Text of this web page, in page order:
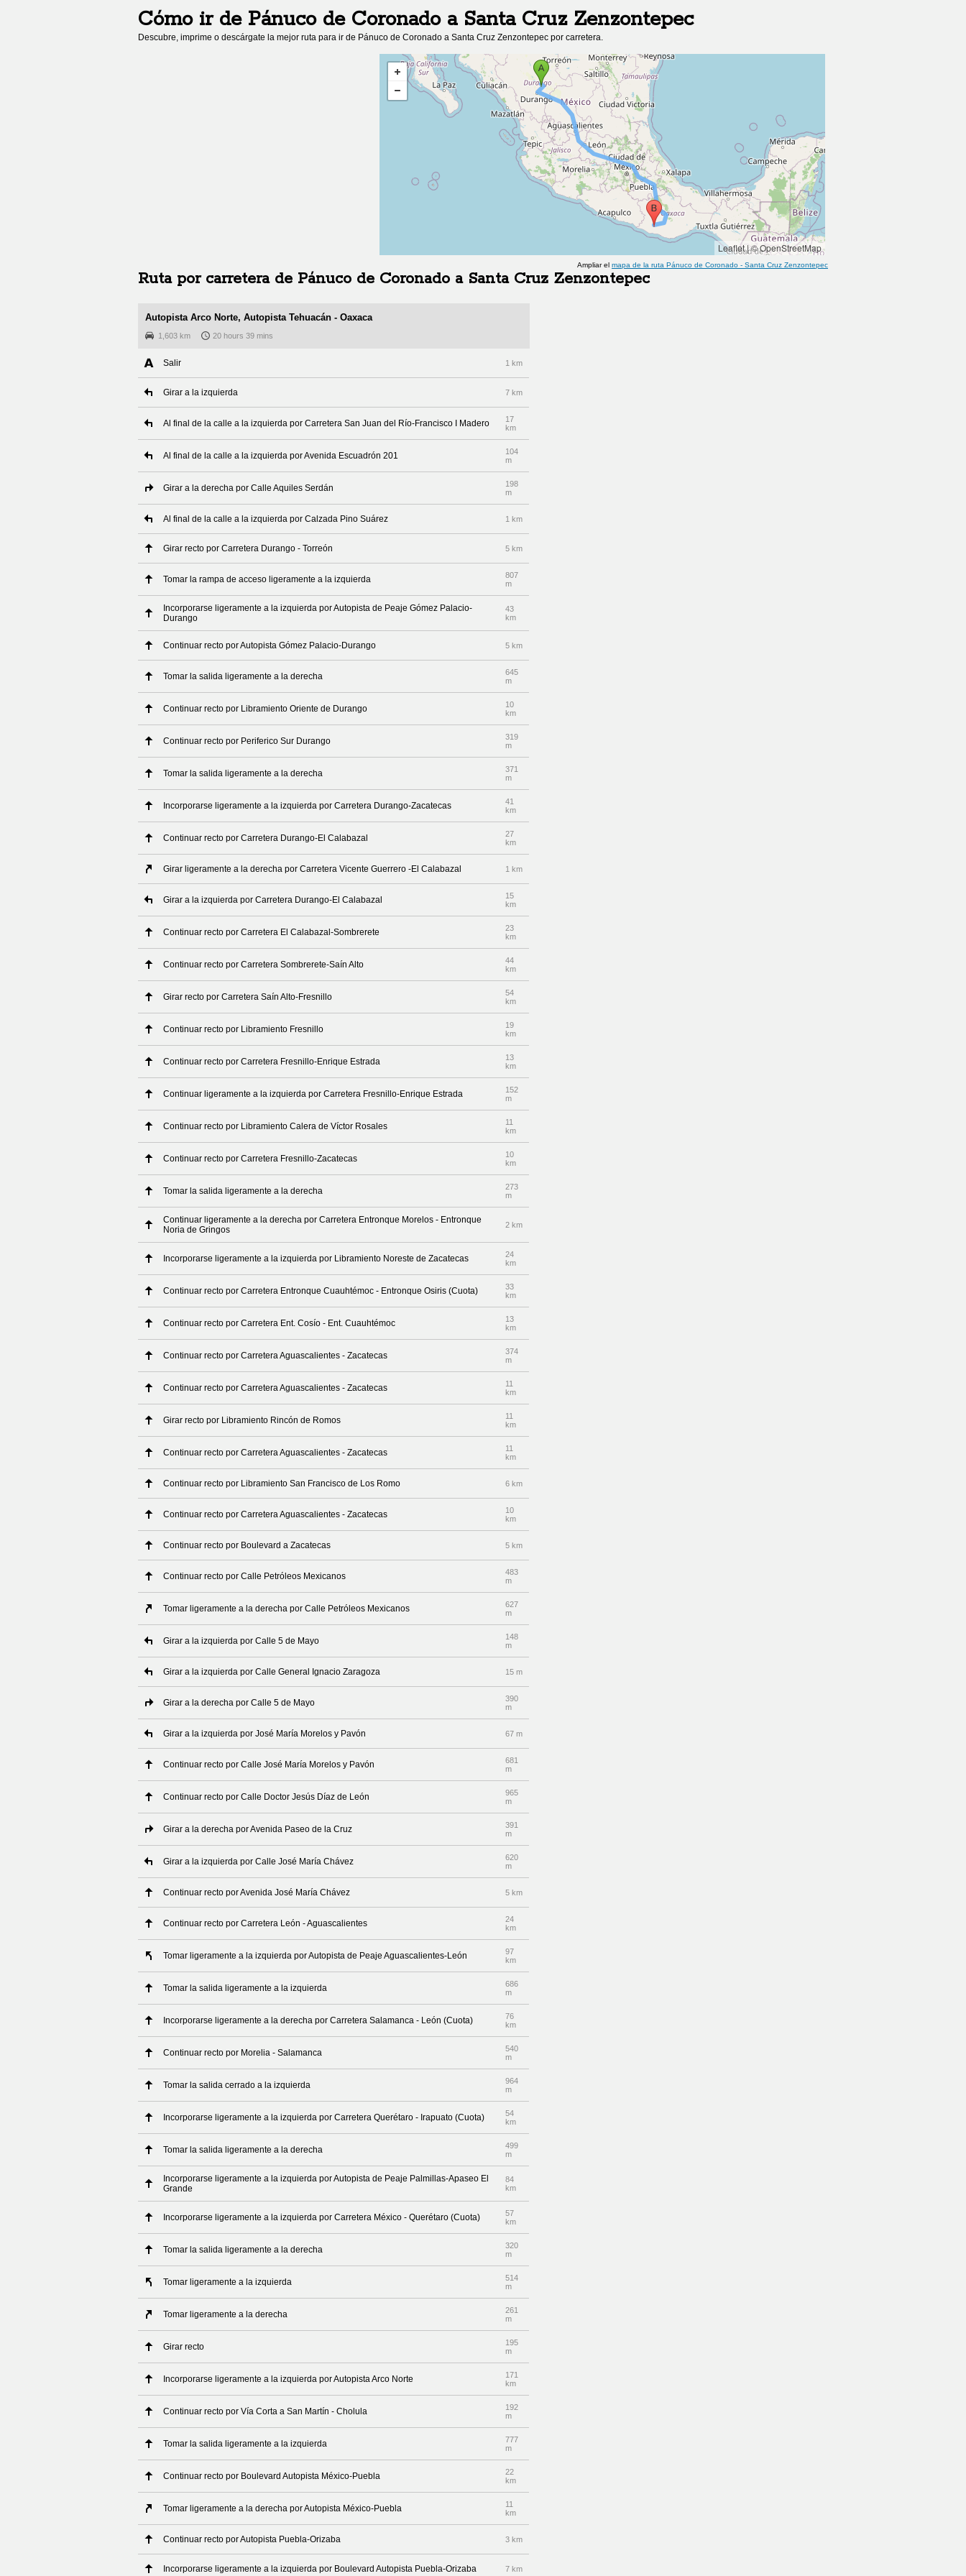
Cómo ir de Pánuco de Coronadoa Santa Cruz Zenzontepec
Descubre, imprime o descárgate la mejor ruta para ir de Pánuco de Coronado a Santa Cruz Zenzontepec por carretera.
Leaflet|© OpenStreetMap
Ampliar el mapa de la ruta Pánuco de Coronado - Santa Cruz Zenzontepec
Ruta por carretera de Pánuco de Coronado a Santa Cruz Zenzontepec
Autopista Arco Norte, Autopista Tehuacán - Oaxaca
1,603 km 20 hours 39 mins
Salir 1 km
Girar a la izquierda 7 km
Al final de la calle a la izquierda por Carretera San Juan del Río-Francisco I Madero
17
km
Al final de la calle a la izquierda por Avenida Escuadrón 201
104
m
Girar a la derecha por Calle Aquiles Serdán
198
m
Al final de la calle a la izquierda por Calzada Pino Suárez 1 km
Girar recto por Carretera Durango - Torreón 5 km
Tomar la rampa de acceso ligeramente a la izquierda
807
m
Incorporarse ligeramente a la izquierda por Autopista de Peaje Gómez Palacio-
Durango
43
km
Continuar recto por Autopista Gómez Palacio-Durango 5 km
Tomar la salida ligeramente a la derecha
645
m
Continuar recto por Libramiento Oriente de Durango
10
km
Continuar recto por Periferico Sur Durango
319
m
Tomar la salida ligeramente a la derecha
371
m
Incorporarse ligeramente a la izquierda por Carretera Durango-Zacatecas
41
km
Continuar recto por Carretera Durango-El Calabazal
27
km
Girar ligeramente a la derecha por Carretera Vicente Guerrero -El Calabazal 1 km
Girar a la izquierda por Carretera Durango-El Calabazal
15
km
Continuar recto por Carretera El Calabazal-Sombrerete
23
km
Continuar recto por Carretera Sombrerete-Saín Alto
44
km
Girar recto por Carretera Saín Alto-Fresnillo
54
km
Continuar recto por Libramiento Fresnillo
19
km
Continuar recto por Carretera Fresnillo-Enrique Estrada
13
km
Continuar ligeramente a la izquierda por Carretera Fresnillo-Enrique Estrada
152
m
Continuar recto por Libramiento Calera de Víctor Rosales
11
km
Continuar recto por Carretera Fresnillo-Zacatecas
10
km
Tomar la salida ligeramente a la derecha
273
m
Continuar ligeramente a la derecha por Carretera Entronque Morelos - Entronque
Noria de Gringos
2 km
Incorporarse ligeramente a la izquierda por Libramiento Noreste de Zacatecas
24
km
Continuar recto por Carretera Entronque Cuauhtémoc - Entronque Osiris (Cuota)
33
km
Continuar recto por Carretera Ent. Cosío - Ent. Cuauhtémoc
13
km
Continuar recto por Carretera Aguascalientes - Zacatecas
374
m
Continuar recto por Carretera Aguascalientes - Zacatecas
11
km
Girar recto por Libramiento Rincón de Romos
11
km
Continuar recto por Carretera Aguascalientes - Zacatecas
11
km
Continuar recto por Libramiento San Francisco de Los Romo 6 km
Continuar recto por Carretera Aguascalientes - Zacatecas
10
km
Continuar recto por Boulevard a Zacatecas 5 km
Continuar recto por Calle Petróleos Mexicanos
483
m
Tomar ligeramente a la derecha por Calle Petróleos Mexicanos
627
m
Girar a la izquierda por Calle 5 de Mayo
148
m
Girar a la izquierda por Calle General Ignacio Zaragoza 15 m
Girar a la derecha por Calle 5 de Mayo
390
m
Girar a la izquierda por José María Morelos y Pavón 67 m
Continuar recto por Calle José María Morelos y Pavón
681
m
Continuar recto por Calle Doctor Jesús Díaz de León
965
m
Girar a la derecha por Avenida Paseo de la Cruz
391
m
Girar a la izquierda por Calle José María Chávez
620
m
Continuar recto por Avenida José María Chávez 5 km
Continuar recto por Carretera León - Aguascalientes
24
km
Tomar ligeramente a la izquierda por Autopista de Peaje Aguascalientes-León
97
km
Tomar la salida ligeramente a la izquierda
686
m
Incorporarse ligeramente a la derecha por Carretera Salamanca - León (Cuota)
76
km
Continuar recto por Morelia - Salamanca
540
m
Tomar la salida cerrado a la izquierda
964
m
Incorporarse ligeramente a la izquierda por Carretera Querétaro - Irapuato (Cuota)
54
km
Tomar la salida ligeramente a la derecha
499
m
Incorporarse ligeramente a la izquierda por Autopista de Peaje Palmillas-Apaseo El
Grande
84
km
Incorporarse ligeramente a la izquierda por Carretera México - Querétaro (Cuota)
57
km
Tomar la salida ligeramente a la derecha
320
m
Tomar ligeramente a la izquierda
514
m
Tomar ligeramente a la derecha
261
m
Girar recto
195
m
Incorporarse ligeramente a la izquierda por Autopista Arco Norte
171
km
Continuar recto por Vía Corta a San Martín - Cholula
192
m
Tomar la salida ligeramente a la izquierda
777
m
Continuar recto por Boulevard Autopista México-Puebla
22
km
Tomar ligeramente a la derecha por Autopista México-Puebla
11
km
Continuar recto por Autopista Puebla-Orizaba 3 km
Incorporarse ligeramente a la izquierda por Boulevard Autopista Puebla-Orizaba 7 km